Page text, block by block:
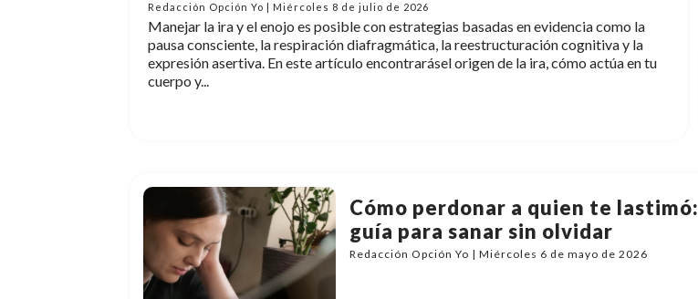
Redacción Opción Yo | Miércoles 8 de julio de 2026
Manejar la ira y el enojo es posible con estrategias basadas en evidencia como la
pausa consciente, la respiración diafragmática, la reestructuración cognitiva y la
expresión asertiva. En este artículo encontrarásel origen de la ira, cómo actúa en tu
cuerpo y...
Cómo perdonar a quien te lastimó:
guía para sanar sin olvidar
Redacción Opción Yo | Miércoles 6 de mayo de 2026